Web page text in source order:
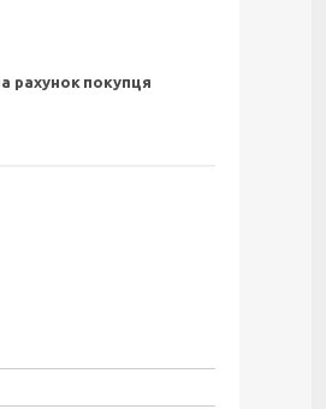
рахунок покупця